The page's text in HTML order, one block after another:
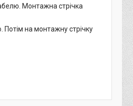
Монтажна стрічка
Потім на монтажну стрічку